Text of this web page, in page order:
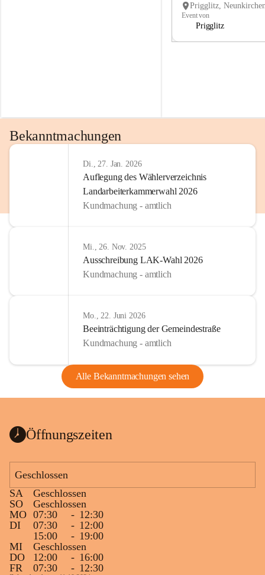
Event von
Prigglitz
Bekanntmachungen
Di., 27. Jan. 2026
Auflegung des Wählerverzeichnis
Landarbeiterkammerwahl 2026
Kundmachung - amtlich
Mi., 26. Nov. 2025
Ausschreibung LAK-Wahl 2026
Kundmachung - amtlich
Mo., 22. Juni 2026
Beeinträchtigung der Gemeindestraße
Kundmachung - amtlich
Alle Bekanntmachungen sehen
Öffnungszeiten
Geschlossen
SA
Geschlossen
SO
Geschlossen
MO 07:30 - 12:30
DI
07:30 - 12:00
15:00
- 19:00
MI
Geschlossen
DO
12:00 - 16:00
FR
07:30 - 12:30